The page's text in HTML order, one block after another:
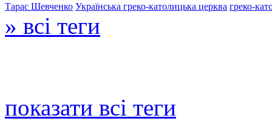
Тарас Шевченко Українська греко-католицька церква греко-
» всі теги
показати всі теги